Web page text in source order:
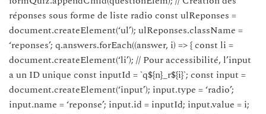
réponses sous forme de liste radio const ulReponses =
document.createElement(‘ul’); ulReponses.className =
‘reponses’; q.answers.forEach((answer, i) => { const li =
document.createElement(‘li’); // Pour accessibilité, l’input
a un ID unique const inputId = `q${n}_r${i}`; const input =
document.createElement(‘input’); input.type = ‘radio’;
input.name = ‘reponse’; input.id = inputId; input.value = i;